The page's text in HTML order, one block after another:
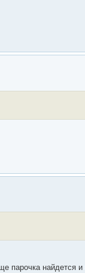
парочка найдется и